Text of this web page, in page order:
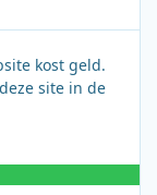
kost geld.
site in de